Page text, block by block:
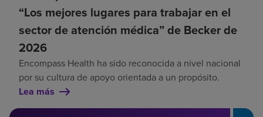
“Los mejores lugares para trabajar en el
sector de atención médica” de Becker de
2026
Encompass Health ha sido reconocida a nivel nacional
por su cultura de apoyo orientada a un propósito.
Lea más